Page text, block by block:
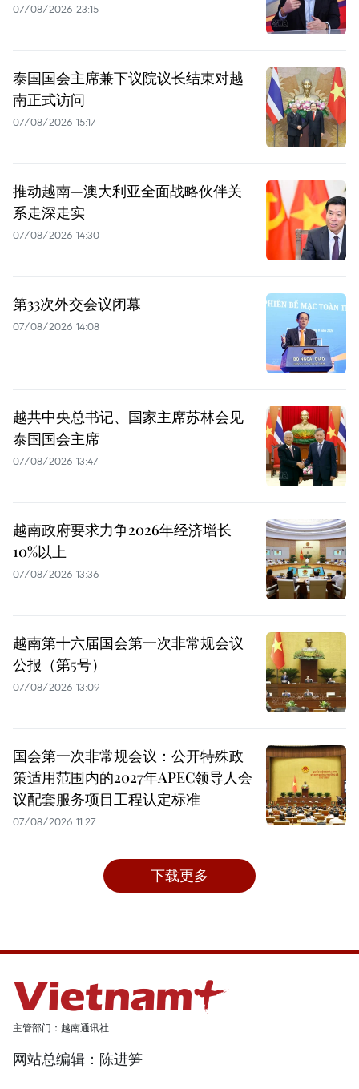
07/08/2026 23:15
泰国国会主席兼下议院议长结束对越
南正式访问
07/08/2026 15:17
推动越南—澳大利亚全面战略伙伴关
系走深走实
07/08/2026 14:30
第33次外交会议闭幕
07/08/2026 14:08
越共中央总书记、国家主席苏林会见
泰国国会主席
07/08/2026 13:47
越南政府要求力争2026年经济增长
10%以上
07/08/2026 13:36
越南第十六届国会第一次非常规会议
公报（第5号）
07/08/2026 13:09
国会第一次非常规会议：公开特殊政
策适用范围内的2027年APEC领导人会
议配套服务项目工程认定标准
07/08/2026 11:27
下载更多
主管部门：越南通讯社
网站总编辑：陈进笋